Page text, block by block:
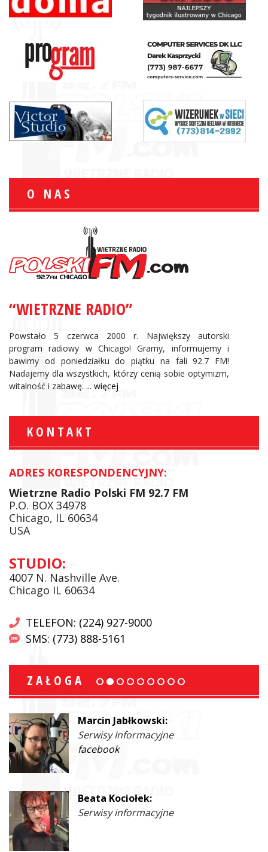
O NAS
“WIETRZNE RADIO”
Powstało 5 czerwca 2000 r. Największy autorski
program radiowy w Chicago! Gramy, informujemy i
bawimy od poniedziałku do piątku na fali 92.7 FM!
Nadajemy dla wszystkich, którzy cenią sobie optymizm,
witalność i zabawę. ... więcej
KONTAKT
ADRES KORESPONDENCYJNY:
Wietrzne Radio Polski FM 92.7 FM
P.O. BOX 34978
Chicago, IL 60634
USA
STUDIO:
4007 N. Nashville Ave.
Chicago IL 60634
TELEFON: (224) 927-9000
SMS: (773) 888-5161
ZAŁOGA
Marcin Jabłkowski:
Serwisy Informacyjne
facebook
Beata Kociołek:
Serwisy informacyjne